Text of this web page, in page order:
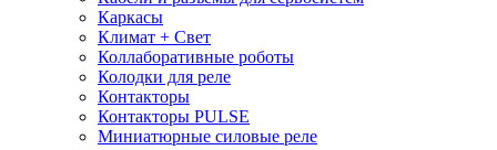
Каркасы
Климат + Свет
Коллаборативные роботы
Колодки для реле
Контакторы
Контакторы PULSE
Миниатюрные силовые реле